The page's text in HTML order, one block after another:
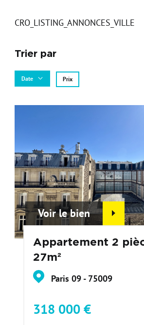
CRO_LISTING_ANNONCES_VILLE
Trier par
Date Prix
Voir le bien
Appartement 2
27m²
Paris 09 - 75009
318 000 €